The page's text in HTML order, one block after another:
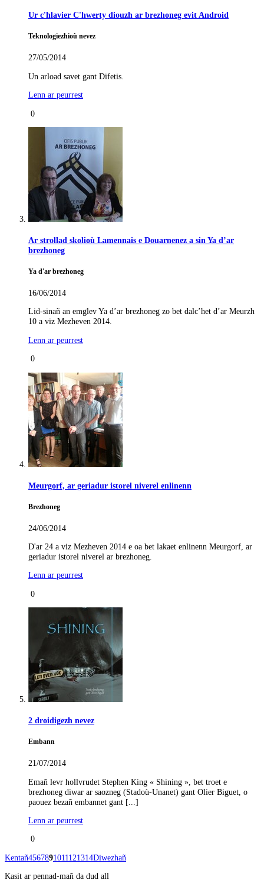
Ur c'hlavier C'hwerty diouzh ar brezhoneg evit Android
Teknologiezhioù nevez
27/05/2014
Un arload savet gant Difetis.
Lenn ar peurrest
0
Ar strollad skolioù Lamennais e Douarnenez a sin Ya d’ar
brezhoneg
Ya d'ar brezhoneg
16/06/2014
Lid-sinañ an emglev Ya d’ar brezhoneg zo bet dalc’het d’ar Meurzh
10 a viz Mezheven 2014.
Lenn ar peurrest
0
Meurgorf, ar geriadur istorel niverel enlinenn
Brezhoneg
24/06/2014
D'ar 24 a viz Mezheven 2014 e oa bet lakaet enlinenn Meurgorf, ar
geriadur istorel niverel ar brezhoneg.
Lenn ar peurrest
0
2 droidigezh nevez
Embann
21/07/2014
Emañ levr hollvrudet Stephen King « Shining », bet troet e
brezhoneg diwar ar saozneg (Stadoù-Unanet) gant Olier Biguet, o
paouez bezañ embannet gant [...]
Lenn ar peurrest
0
Kentañ4567891011121314Diwezhañ
Kasit ar pennad-mañ da dud all